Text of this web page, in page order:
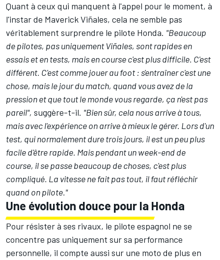
Quant à ceux qui manquent à l'appel pour le moment, à
l'instar de Maverick Viñales, cela ne semble pas
véritablement surprendre le pilote Honda. "Beaucoup
de pilotes, pas uniquement Viñales, sont rapides en
essais et en tests, mais en course c'est plus difficile. C'est
différent. C'est comme jouer au foot : s'entraîner c'est une
chose, mais le jour du match, quand vous avez de la
pression et que tout le monde vous regarde, ça n'est pas
pareil", suggère-t-il. "Bien sûr, cela nous arrive à tous,
mais avec l'expérience on arrive à mieux le gérer. Lors d'un
test, qui normalement dure trois jours, il est un peu plus
facile d'être rapide. Mais pendant un week-end de
course, il se passe beaucoup de choses, c'est plus
compliqué. La vitesse ne fait pas tout, il faut réfléchir
quand on pilote."
Une évolution douce pour la Honda
Pour résister à ses rivaux, le pilote espagnol ne se
concentre pas uniquement sur sa performance
personnelle, il compte aussi sur une moto de plus en